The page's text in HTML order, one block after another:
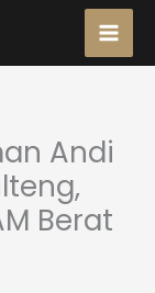
Andi
Berat